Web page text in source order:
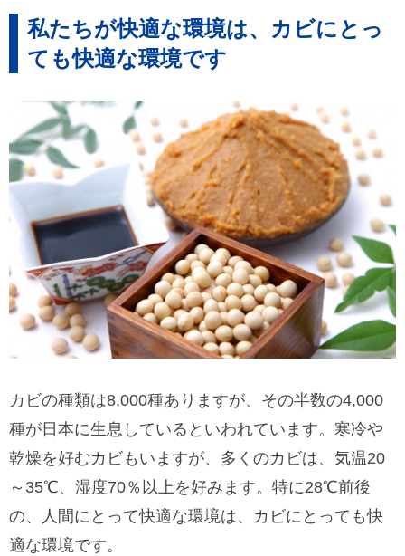
私たちが快適な環境は、カビにとっ
ても快適な環境です
カビの種類は8,000種ありますが、その半数の4,000
種が日本に生息しているといわれています。寒冷や
乾燥を好むカビもいますが、多くのカビは、気温20
～35℃、湿度70％以上を好みます。特に28℃前後
の、人間にとって快適な環境は、カビにとっても快
適な環境です。